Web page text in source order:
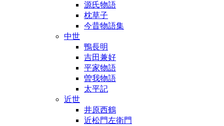
源氏物語
枕草子
今昔物語集
中世
鴨長明
吉田兼好
平家物語
曽我物語
太平記
近世
井原西鶴
近松門左衛門